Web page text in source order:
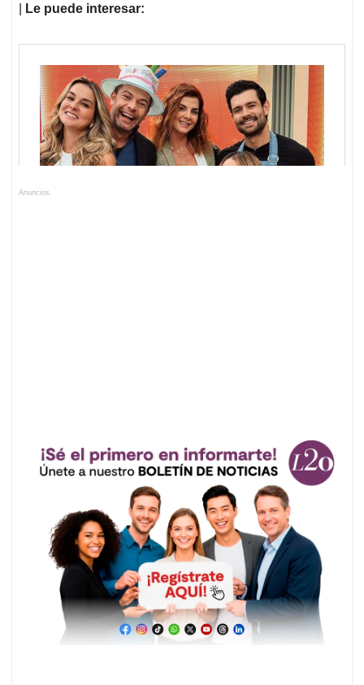
Le puede interesar:
Anuncios.